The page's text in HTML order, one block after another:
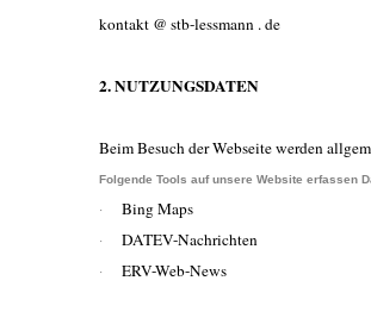
kontakt @ stb-lessmann . de
2. NUTZUNGSDATEN
Beim Besuch der Webseite werden
Folgende Tools auf unsere Website erfassen
· Bing Maps
· DATEV-Nachrichten
· ERV-Web-News